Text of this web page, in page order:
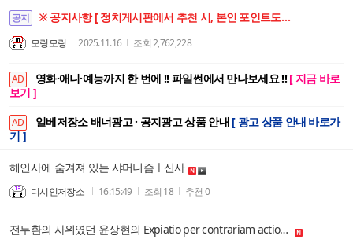
공지 ※ 공지사항 [ 정치게시판에서 추천 시, 본인 포인트도 함께 상승합니다. ]
모링모링 2025.11.16 조회2,762,228
AD 영화·애니·예능까지 한 번에 !! 파일썬에서 만나보세요 !! [ 지금 바로
보기 ]
AD 일베저장소 배너광고 · 공지광고 상품 안내 [ 광고 상품 안내 바로가
기 ]
해인사에 숨겨져 있는 샤머니즘ㅣ신사
디시인저장소 16:15:49 조회 18 추천 0
전두환의 사위였던 윤상현의 Expiatio per contrariam actionem